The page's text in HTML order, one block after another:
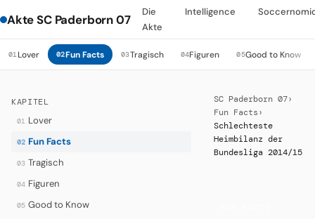
Akte SC Paderborn 07
Die
Akte
Intelligence
01Lover 02Fun Facts 03Tragisch 04Figuren 05Good to Know
KAPITEL
01 Lover
02 Fun Facts
03 Tragisch
04 Figuren
05 Good to Know
SC Paderborn 07›
Fun Facts ›
Schlechteste
Heimbilanz der
Bundesliga 2014/15